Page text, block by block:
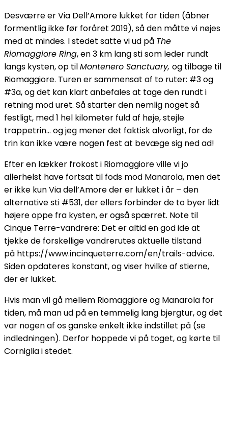
Desværre er Via Dell’Amore lukket for tiden (åbner
formentlig ikke før foråret 2019), så den måtte vi nøjes
med at mindes. I stedet satte vi ud på The
Riomaggiore Ring, en 3 km lang sti som leder rundt
langs kysten, op tilMontenero Sanctuary, og tilbage til
Riomaggiore. Turen er sammensat af to ruter: #3 og
#3a, og det kan klart anbefales at tage den rundt i
retning mod uret. Så starter den nemlig noget så
festligt, med 1 hel kilometer fuld af høje, stejle
trappetrin… og jeg mener det faktisk alvorligt, for de
trin kan ikke være nogen fest at bevæge sig ned ad!
Efter en lækker frokost i Riomaggiore ville vi jo
allerhelst have fortsat til fods mod Manarola, men det
er ikke kun Via dell’Amore der er lukket i år – den
alternative sti #531, der ellers forbinder de to byer lidt
højere oppe fra kysten, er også spærret. Note til
Cinque Terre-vandrere: Det er altid en god ide at
tjekke de forskellige vandrerutes aktuelle tilstand
på https://www.incinqueterre.com/en/trails-advice.
Siden opdateres konstant, og viser hvilke af stierne,
der er lukket.
Hvis man vil gå mellem Riomaggiore og Manarola for
tiden, må man ud på en temmelig lang bjergtur, og det
var nogen af os ganske enkelt ikke indstillet på (se
indledningen). Derfor hoppede vi på toget, og kørte til
Corniglia i stedet.